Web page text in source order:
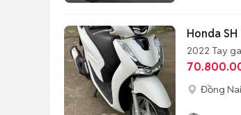
Honda
2022 Tay ga
Đồng Nai